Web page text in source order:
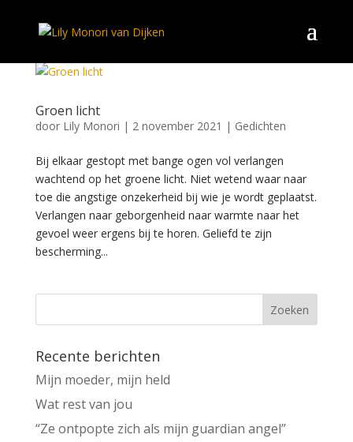
Groen licht
door Lily Monori | 2 november 2021 | Gedichten
Bij elkaar gestopt met bange ogen vol verlangen
wachtend op het groene licht. Niet wetend waar naar
toe die angstige onzekerheid bij wie je wordt geplaatst.
Verlangen naar geborgenheid naar warmte naar het
gevoel weer ergens bij te horen. Geliefd te zijn
bescherming...
Recente berichten
Mijn moeder, mijn held
Wat rest van jou
“Ze ontpopte zich als mijn guardian angel”